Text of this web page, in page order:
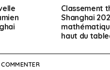
Classement
Shanghai
haut du